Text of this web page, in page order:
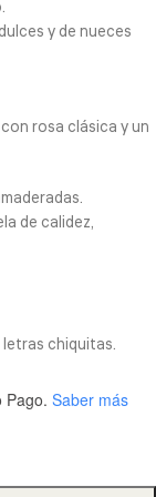
y de nueces
rosa clásica y un
de calidez,
Pago. Saber más